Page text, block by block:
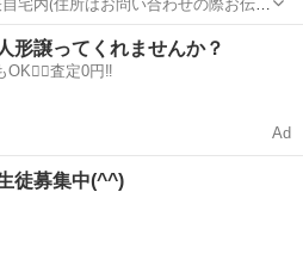
までの90分間（曜日は入会者様と
相談のうえ決定） 月謝／3,500円 形式／1枠最大3名までのグルー...
ギター 公民館
形譲ってくれませんか？
OK🙆‍♀️査定0円‼️
Ad
徒募集中(^^)